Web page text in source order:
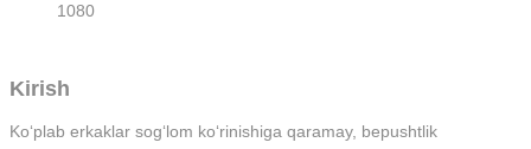
1080
Kirish
Ko‘plab erkaklar sog‘lom ko‘rinishiga qaramay, bepushtlik